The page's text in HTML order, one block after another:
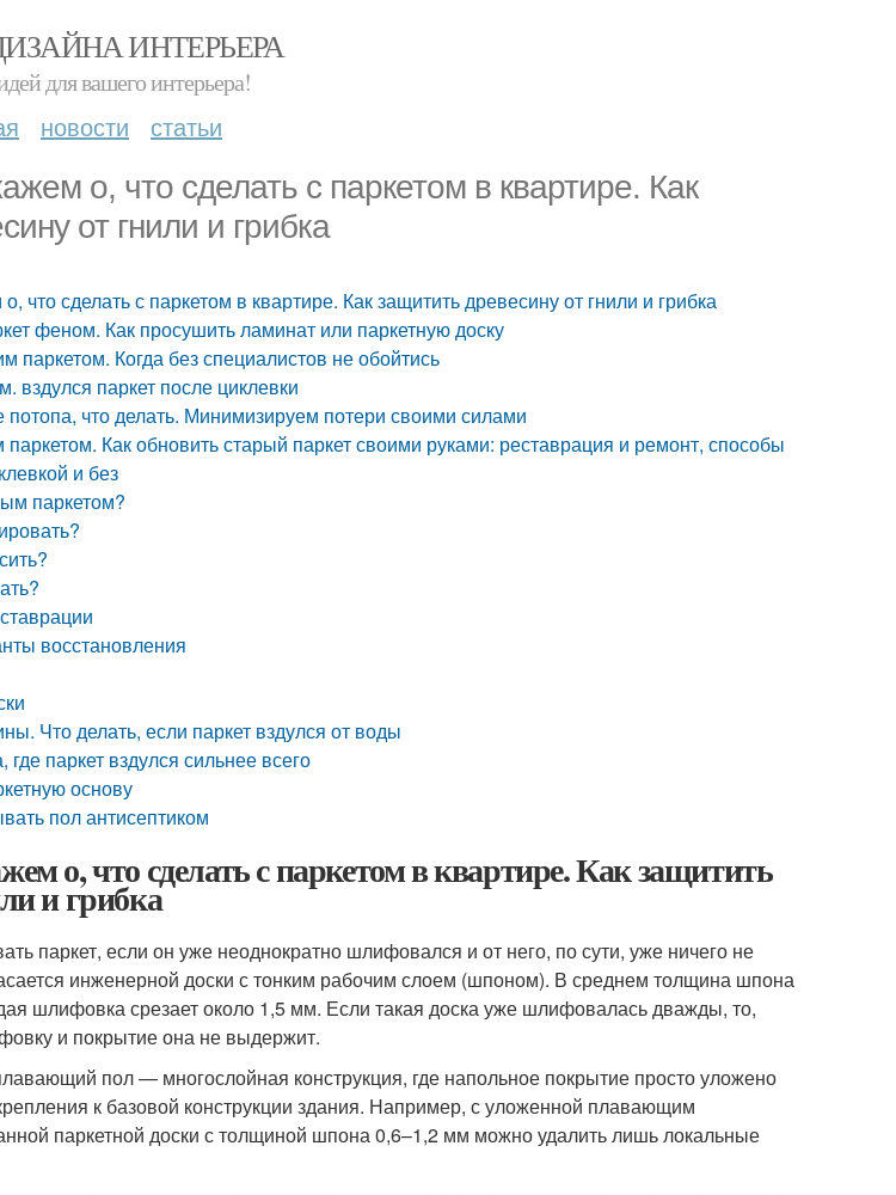
ИНТЕРЬЕРА
для вашего интерьера!
новости статьи
о, что сделать с паркетом в квартире. Как
от гнили и грибка
что сделать с паркетом в квартире. Как защитить древесину от гнили и грибка
феном. Как просушить ламинат или паркетную доску
паркетом. Когда без специалистов не обойтись
вздулся паркет после циклевки
потопа, что делать. Минимизируем потери своими силами
паркетом. Как обновить старый паркет своими руками: реставрация и ремонт, способы
и без
паркетом?
восстановления
Что делать, если паркет вздулся от воды
паркет вздулся сильнее всего
основу
пол антисептиком
о, что сделать с паркетом в квартире. Как защитить
и грибка
паркет, если он уже неоднократно шлифовался и от него, по сути, уже ничего не
инженерной доски с тонким рабочим слоем (шпоном). В среднем толщина шпона
шлифовка срезает около 1,5 мм. Если такая доска уже шлифовалась дважды, то,
и покрытие она не выдержит.
пол — многослойная конструкция, где напольное покрытие просто уложено
к базовой конструкции здания. Например, с уложенной плавающим
паркетной доски с толщиной шпона 0,6–1,2 мм можно удалить лишь локальные